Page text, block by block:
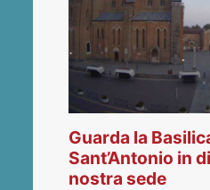
Guarda la
Sant’Antonio in
nostra sede